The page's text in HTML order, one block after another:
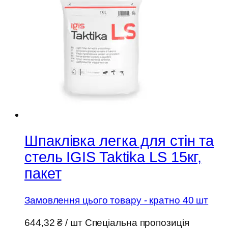
Шпаклівка легка для стін та
стель IGIS Taktika LS 15кг,
пакет
Замовлення цього товару - кратно 40 шт
644,32₴ / шт Спеціальна пропозиція